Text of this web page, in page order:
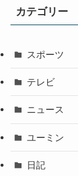
カテゴリー
スポーツ
テレビ
ニュース
ユーミン
日記